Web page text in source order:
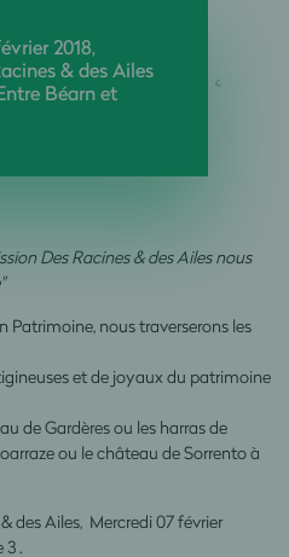
2018,
& des Ailes
Béarn et
Des Racines & des Ailes nous
Patrimoine, nous traverserons les
et de joyaux du patrimoine
de Gardères ou les harras de
ou le château de Sorrento à
des Ailes, Mercredi 07 février
3 .